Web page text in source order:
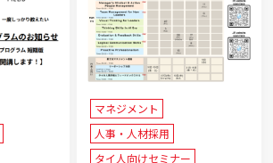
マネジメント
人事・人材採用
タイ人向けセミナー